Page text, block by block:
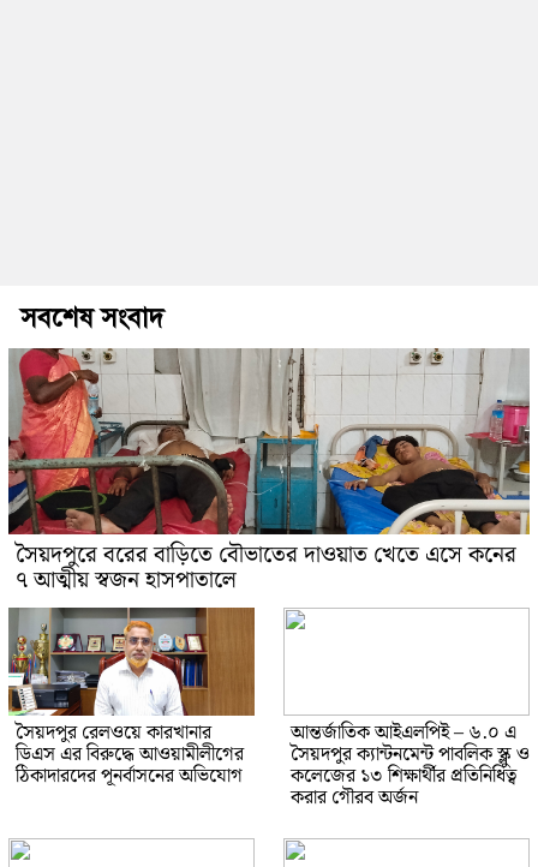
সবশেষ সংবাদ
সৈয়দপুরে বরের বাড়িতে বৌভাতের দাওয়াত খেতে এসে কনের
৭ আত্মীয় স্বজন হাসপাতালে
সৈয়দপুর রেলওয়ে কারখানার
ডিএস এর বিরুদ্ধে আওয়ামীলীগের
ঠিকাদারদের পূনর্বাসনের অভিযোগ
আন্তর্জাতিক আইএলপিই – ৬.০ এ
সৈয়দপুর ক্যান্টনমেন্ট পাবলিক স্ক্লু ও
কলেজের ১৩ শিক্ষার্থীর প্রতিনিধিত্ব
করার গৌরব অর্জন